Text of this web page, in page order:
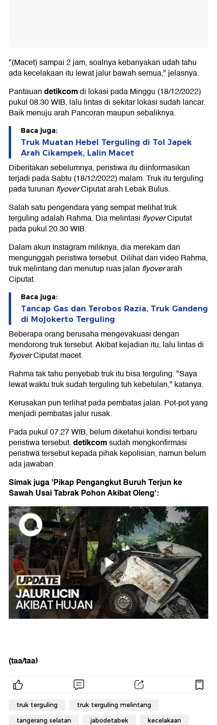
"(Macet) sampai 2 jam, soalnya kebanyakan udah tahu
ada kecelakaan itu lewat jalur bawah semua," jelasnya.
Pantauandetikcomdi lokasi pada Minggu (18/12/2022)
pukul 08.30 WIB, lalu lintas di sekitar lokasi sudah lancar.
Baik menuju arah Pancoran maupun sebaliknya.
Baca juga:
Truk Muatan Hebel Terguling di Tol Japek
Arah Cikampek, Lalin Macet
Diberitakan sebelumnya, peristiwa itu diinformasikan
terjadi pada Sabtu (18/12/2022) malam. Truk itu terguling
pada turunan flyoverCiputat arah Lebak Bulus.
Salah satu pengendara yang sempat melihat truk
terguling adalah Rahma. Dia melintasi flyoverCiputat
pada pukul 20.30 WIB.
Dalam akun Instagram miliknya, dia merekam dan
mengunggah peristiwa tersebut. Dilihat dari video Rahma,
truk melintang dan menutup ruas jalan flyoverarah
Ciputat.
Baca juga:
Tancap Gas dan Terobos Razia, Truk Gandeng
di Mojokerto Terguling
Beberapa orang berusaha mengevakuasi dengan
mendorong truk tersebut. Akibat kejadian itu, lalu lintas di
flyoverCiputat macet.
Rahma tak tahu penyebab truk itu bisa terguling. "Saya
lewat waktu truk sudah terguling tuh kebetulan," katanya.
Kerusakan pun terlihat pada pembatas jalan. Pot-pot yang
menjadi pembatas jalur rusak.
Pada pukul 07.27 WIB, belum diketahui kondisi terbaru
peristiwa tersebut.detikcomsudah mengkonfirmasi
peristiwa tersebut kepada pihak kepolisian, namun belum
ada jawaban.
Simak juga 'Pikap Pengangkut Buruh Terjun ke
Sawah Usai Tabrak Pohon Akibat Oleng':
(taa/taa)
truk terguling truk terguling melintang
tangerang selatan jabodetabek kecelakaan